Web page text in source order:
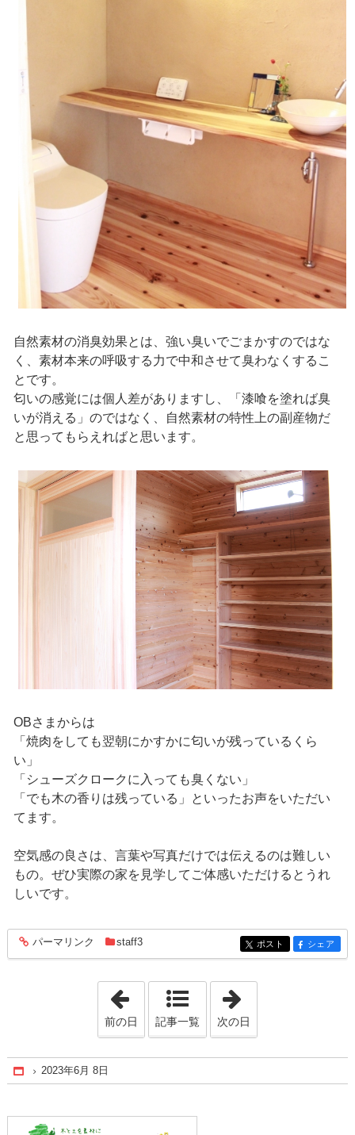
自然素材の消臭効果とは、強い臭いでごまかすのではな
く、素材本来の呼吸する力で中和させて臭わなくするこ
とです。
匂いの感覚には個人差がありますし、「漆喰を塗れば臭
いが消える」のではなく、自然素材の特性上の副産物だ
と思ってもらえればと思います。
OBさまからは
「焼肉をしても翌朝にかすかに匂いが残っているくら
い」
「シューズクロークに入っても臭くない」
「でも木の香りは残っている」といったお声をいただい
てます。
空気感の良さは、言葉や写真だけでは伝えるのは難しい
もの。ぜひ実際の家を見学してご体感いただけるとうれ
しいです。
entry1221
パーマリンク staff3 entry1221
ポスト entry1221
シェア
「2023年6月 6日」
前の日 記事一覧 次の日
Home
2023年6月 8日